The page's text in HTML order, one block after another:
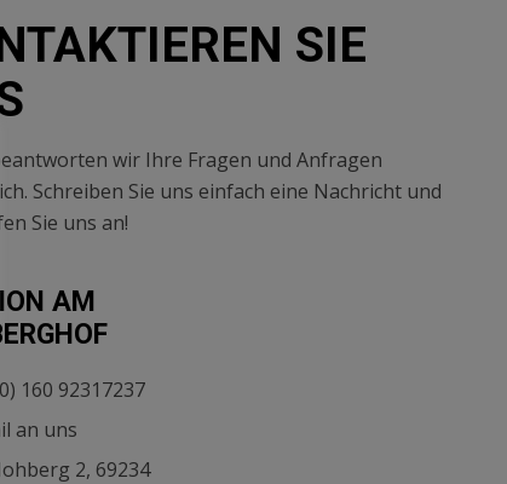
SIE
wir Ihre Fragen und Anfragen
Schreiben Sie uns einfach eine Nachricht und
Sie uns an!
AM
160 92317237
an uns
2, 69234